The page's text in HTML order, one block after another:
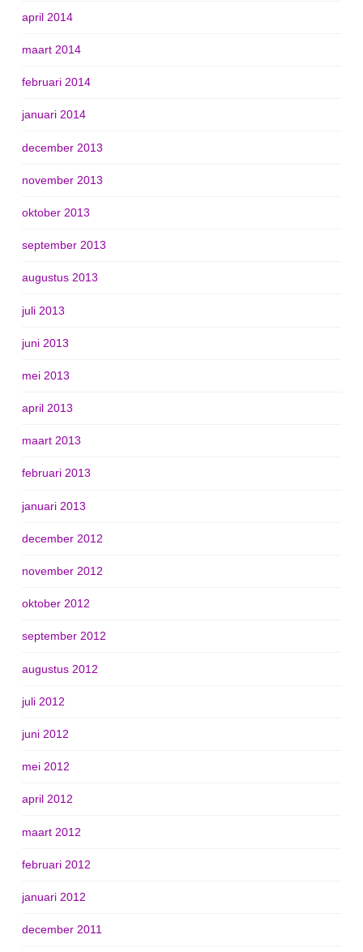
april 2014
maart 2014
februari 2014
januari 2014
december 2013
november 2013
oktober 2013
september 2013
augustus 2013
juli 2013
juni 2013
mei 2013
april 2013
maart 2013
februari 2013
januari 2013
december 2012
november 2012
oktober 2012
september 2012
augustus 2012
juli 2012
juni 2012
mei 2012
april 2012
maart 2012
februari 2012
januari 2012
december 2011